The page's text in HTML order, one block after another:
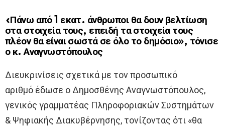
«Πάνω από 1 εκατ. άνθρωποι θα δουν βελτίωση
στα στοιχεία τους, επειδή τα στοιχεία τους
πλέον θα είναι σωστά σε όλο το δημόσιο», τόνισε
ο κ. Αναγνωστόπουλος
Διευκρινίσεις σχετικά με τον προσωπικό
αριθμό έδωσε ο Δημοσθένης Αναγνωστόπουλος,
γενικός γραμματέας Πληροφοριακών Συστημάτων
& Ψηφιακής Διακυβέρνησης, τονίζοντας ότι «θα